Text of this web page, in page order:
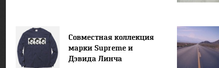
Совместная коллекция
марки Supreme и
Дэвида Линча